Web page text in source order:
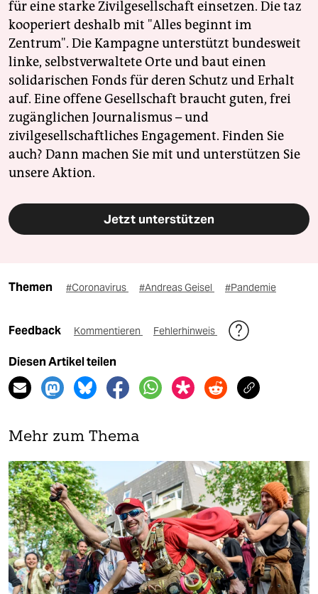
für eine starke Zivilgesellschaft einsetzen. Die taz
kooperiert deshalb mit "Alles beginnt im
Zentrum". Die Kampagne unterstützt bundesweit
linke, selbstverwaltete Orte und baut einen
solidarischen Fonds für deren Schutz und Erhalt
auf. Eine offene Gesellschaft braucht guten, frei
zugänglichen Journalismus – und
zivilgesellschaftliches Engagement. Finden Sie
auch? Dann machen Sie mit und unterstützen Sie
unsere Aktion.
Jetzt unterstützen
Themen #Coronavirus #Andreas Geisel #Pandemie
Feedback Kommentieren Fehlerhinweis
Diesen Artikel teilen
Mehr zum Thema